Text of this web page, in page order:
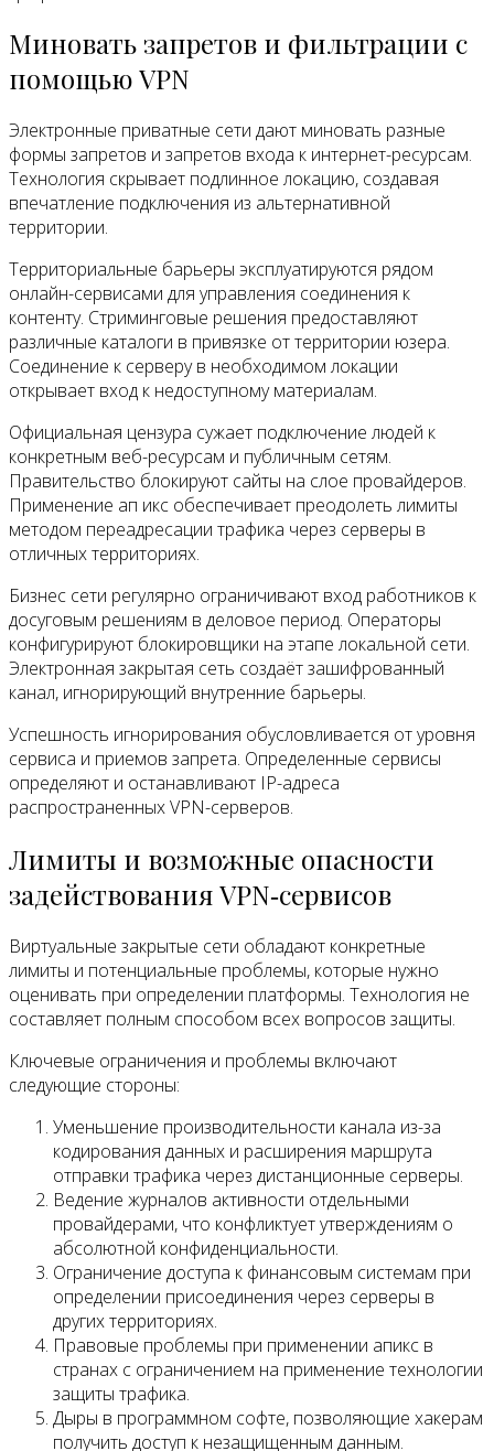
Миновать запретов и фильтрации с
помощью VPN
Электронные приватные сети дают миновать разные
формы запретов и запретов входа к интернет-ресурсам.
Технология скрывает подлинное локацию, создавая
впечатление подключения из альтернативной
территории.
Территориальные барьеры эксплуатируются рядом
онлайн-сервисами для управления соединения к
контенту. Стриминговые решения предоставляют
различные каталоги в привязке от территории юзера.
Соединение к серверу в необходимом локации
открывает вход к недоступному материалам.
Официальная цензура сужает подключение людей к
конкретным веб-ресурсам и публичным сетям.
Правительство блокируют сайты на слое провайдеров.
Применение ап икс обеспечивает преодолеть лимиты
методом переадресации трафика через серверы в
отличных территориях.
Бизнес сети регулярно ограничивают вход работников к
досуговым решениям в деловое период. Операторы
конфигурируют блокировщики на этапе локальной сети.
Электронная закрытая сеть создаёт зашифрованный
канал, игнорирующий внутренние барьеры.
Успешность игнорирования обусловливается от уровня
сервиса и приемов запрета. Определенные сервисы
определяют и останавливают IP-адреса
распространенных VPN-серверов.
Лимиты и возможные опасности
задействования VPN‑сервисов
Виртуальные закрытые сети обладают конкретные
лимиты и потенциальные проблемы, которые нужно
оценивать при определении платформы. Технология не
составляет полным способом всех вопросов защиты.
Ключевые ограничения и проблемы включают
следующие стороны:
Уменьшение производительности канала из-за
кодирования данных и расширения маршрута
отправки трафика через дистанционные серверы.
Ведение журналов активности отдельными
провайдерами, что конфликтует утверждениям о
абсолютной конфиденциальности.
Ограничение доступа к финансовым системам при
определении присоединения через серверы в
других территориях.
Правовые проблемы при применении апикс в
странах с ограничением на применение технологии
защиты трафика.
Дыры в программном софте, позволяющие хакерам
получить доступ к незащищенным данным.